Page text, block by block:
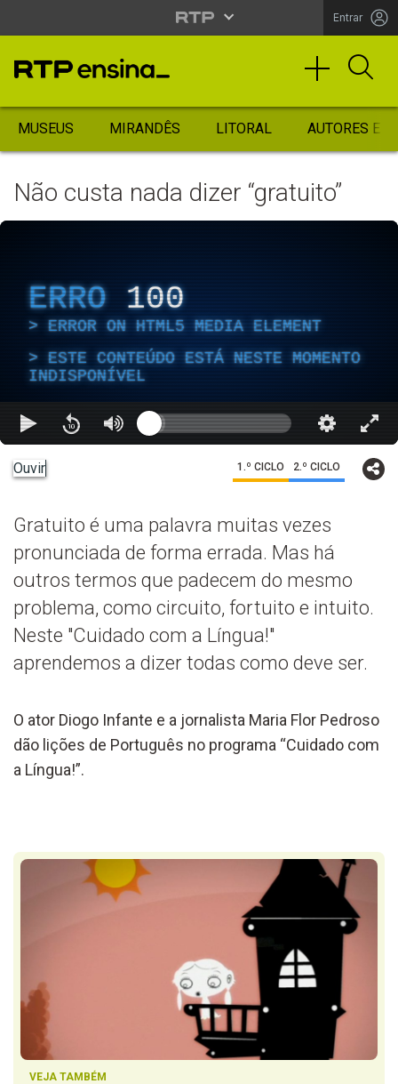
Entrar
MUSEUS MIRANDÊS LITORAL AUTORES
Não custa nada dizer “gratuito”
ERRO 100
ERROR ON HTML5 MEDIA ELEMENT
ESTE CONTEÚDO ESTÁ NESTE MOMENTO
INDISPONÍVEL
Ouvir 1.º CICLO 2.º CICLO
Gratuito é uma palavra muitas vezes
pronunciada de forma errada. Mas há
outros termos que padecem do mesmo
problema, como circuito, fortuito e intuito.
Neste "Cuidado com a Língua!"
aprendemos a dizer todas como deve ser.
O ator Diogo Infante e a jornalista Maria Flor Pedroso
dão lições de Português no programa “Cuidado com
a Língua!”.
VEJA TAMBÉM